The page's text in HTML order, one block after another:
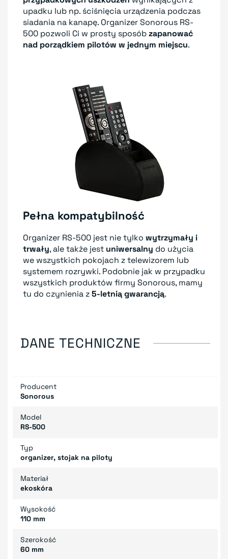
upadku lub np. ściśnięcia urządzenia podczas
siadania na kanapę. Organizer Sonorous RS-
500 pozwoli Ci w prosty sposóbzapanować
nad porządkiem pilotów w jednym miejscu.
Pełna kompatybilność
Organizer RS-500 jest nie tylko wytrzymały i
trwały, ale także jest uniwersalny do ​​użycia
we wszystkich pokojach z telewizorem lub
systemem rozrywki. Podobnie jak w przypadku
wszystkich produktów firmy Sonorous, mamy
tu do czynienia z5-letnią gwarancją.
DANE TECHNICZNE
Producent
Sonorous
Model
RS-500
Typ
organizer, stojak na piloty
Materiał
ekoskóra
Wysokość
110 mm
Szerokość
60 mm